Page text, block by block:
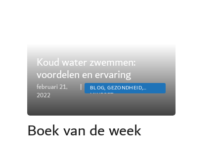
Koud water zwemmen:
voordelen en ervaring
februari 21,
2022
| BLOG, GEZONDHEID,
MINDSET
Boek van de week